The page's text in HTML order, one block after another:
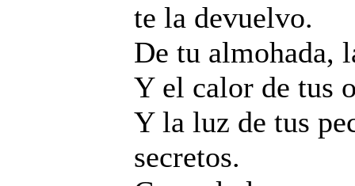
te la devuelvo.
De tu almohada,
Y el calor de tus
Y la luz de tus
secretos.